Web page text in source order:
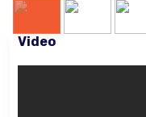
Video